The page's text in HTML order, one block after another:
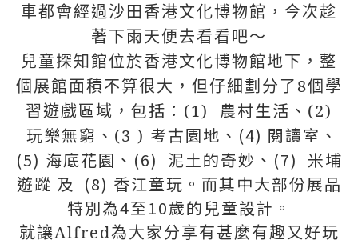
車都會經過沙田香港文化博物館， 今次趁
著下雨天便去看看吧～
兒童探知館位於香港文化博物館地下， 整
個展館面積不算很大， 但仔細劃分了8個學
習遊戲區域， 包括： (1) 農村生活、 (2)
玩樂無窮、 (3 ) 考古園地、 (4) 閱讀室、
(5) 海底花園、 (6) 泥土的奇妙、 (7) 米埔
遊蹤 及 (8) 香江童玩。 而其中大部份展品
特別為4至10歲的兒童設計。
就讓Alfred為大家分享有甚麼有趣又好玩